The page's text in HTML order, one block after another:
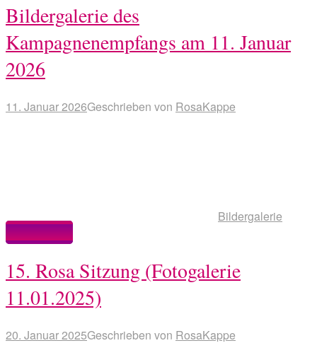
Bildergalerie des
Kampagnenempfangs am 11. Januar
2026
11. Januar 2026Geschrieben von RosaKappe
Bildergalerie
Weiterlesen
15. Rosa Sitzung (Fotogalerie
11.01.2025)
20. Januar 2025Geschrieben von RosaKappe